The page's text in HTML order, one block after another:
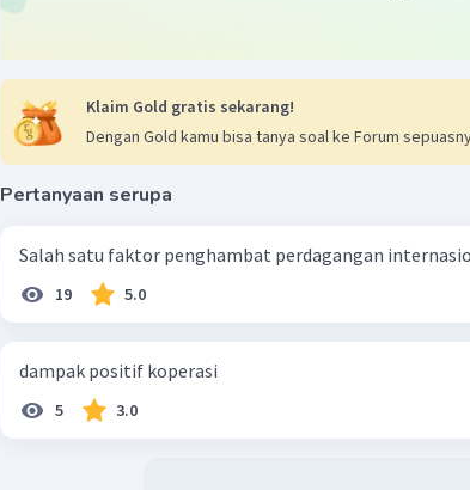
Klaim Gold gratis sekarang!
Dengan Gold kamu bisa tanya soal ke Forum
Pertanyaan serupa
Salah satu faktor penghambat perdagangan
19 5.0
dampak positif koperasi
5 3.0